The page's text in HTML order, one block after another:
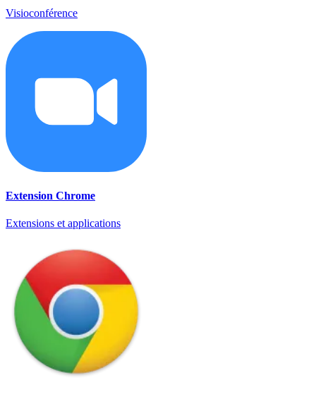
Visioconférence
Extension Chrome
Extensions et applications